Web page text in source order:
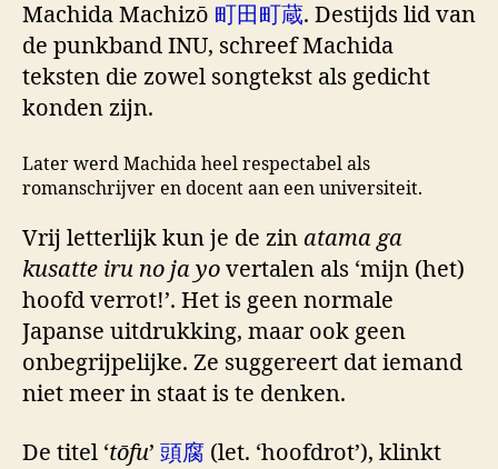
Machida Machizō 町田町蔵. Destijds lid van
de punkband INU, schreef Machida
teksten die zowel songtekst als gedicht
konden zijn.
Later werd Machida heel respectabel als
romanschrijver en docent aan een universiteit.
Vrij letterlijk kun je de zin atama ga
kusatte iru no ja yo vertalen als ‘mijn (het)
hoofd verrot!’. Het is geen normale
Japanse uitdrukking, maar ook geen
onbegrijpelijke. Ze suggereert dat iemand
niet meer in staat is te denken.
De titel ‘tōfu’ 頭腐 (let. ‘hoofdrot’), klinkt